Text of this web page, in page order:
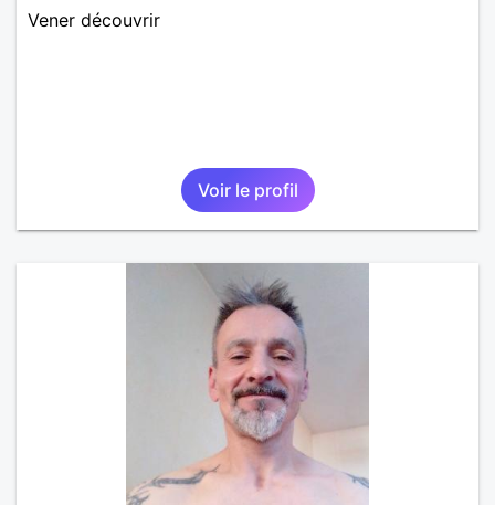
Vener découvrir
Voir le profil